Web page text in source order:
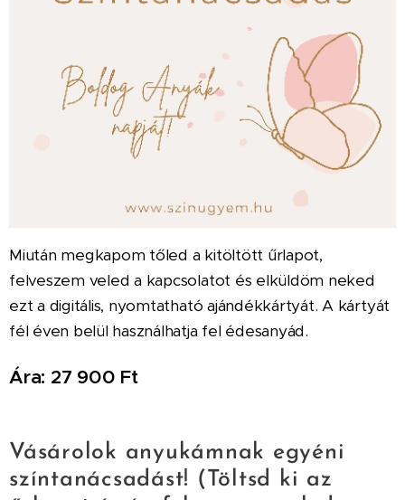
Miután megkapom tőled a kitöltött űrlapot,
felveszem veled a kapcsolatot és elküldöm neked
ezt a digitális, nyomtatható ajándékkártyát. A kártyát
fél éven belül használhatja fel édesanyád.
Ára: 27 900 Ft
Vásárolok anyukámnak egyéni
színtanácsadást! (Töltsd ki az